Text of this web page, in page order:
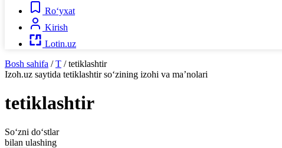
Ro‘yxat
Kirish
Lotin.uz
Bosh sahifa / T / tetiklashtir
Izoh.uz saytida tetiklashtirso‘zining izohi va ma’nolari
tetiklashtir
So‘zni do‘stlar
bilan ulashing